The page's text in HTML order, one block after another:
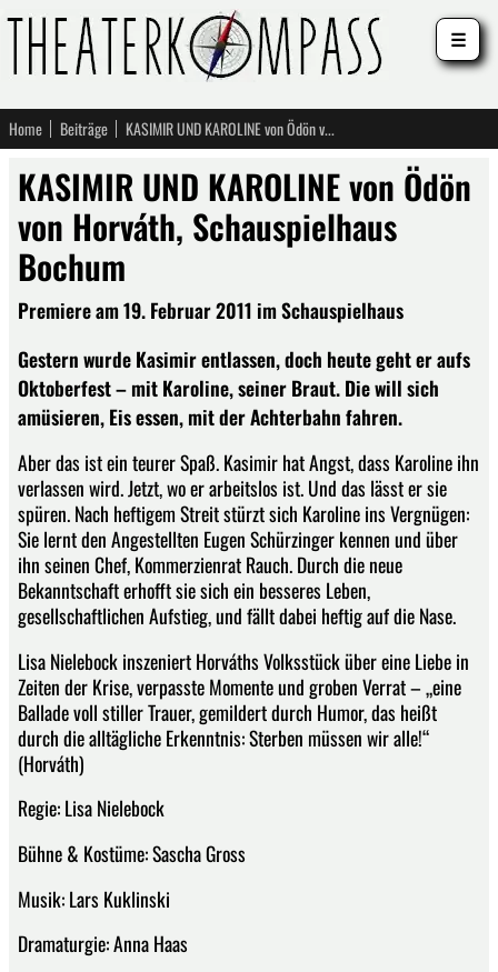
Home Beiträge KASIMIR UND KAROLINE von Ödön von Horváth, Schauspielhaus Bochum
KASIMIR UND KAROLINE von Ödön
von Horváth, Schauspielhaus
Bochum
Premiere am 19. Februar 2011 im Schauspielhaus
Gestern wurde Kasimir entlassen, doch heute geht er aufs
Oktoberfest – mit Karoline, seiner Braut. Die will sich
amüsieren, Eis essen, mit der Achterbahn fahren.
Aber das ist ein teurer Spaß. Kasimir hat Angst, dass Karoline ihn
verlassen wird. Jetzt, wo er arbeitslos ist. Und das lässt er sie
spüren. Nach heftigem Streit stürzt sich Karoline ins Vergnügen:
Sie lernt den Angestellten Eugen Schürzinger kennen und über
ihn seinen Chef, Kommerzienrat Rauch. Durch die neue
Bekanntschaft erhofft sie sich ein besseres Leben,
gesellschaftlichen Aufstieg, und fällt dabei heftig auf die Nase.
Lisa Nielebock inszeniert Horváths Volksstück über eine Liebe in
Zeiten der Krise, verpasste Momente und groben Verrat – „eine
Ballade voll stiller Trauer, gemildert durch Humor, das heißt
durch die alltägliche Erkenntnis: Sterben müssen wir alle!“
(Horváth)
Regie: Lisa Nielebock
Bühne & Kostüme: Sascha Gross
Musik: Lars Kuklinski
Dramaturgie: Anna Haas
☰